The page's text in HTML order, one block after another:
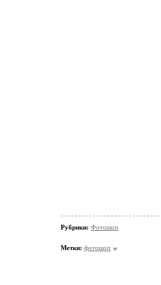
Рубрики: Фотошоп
Метки: фотошоп